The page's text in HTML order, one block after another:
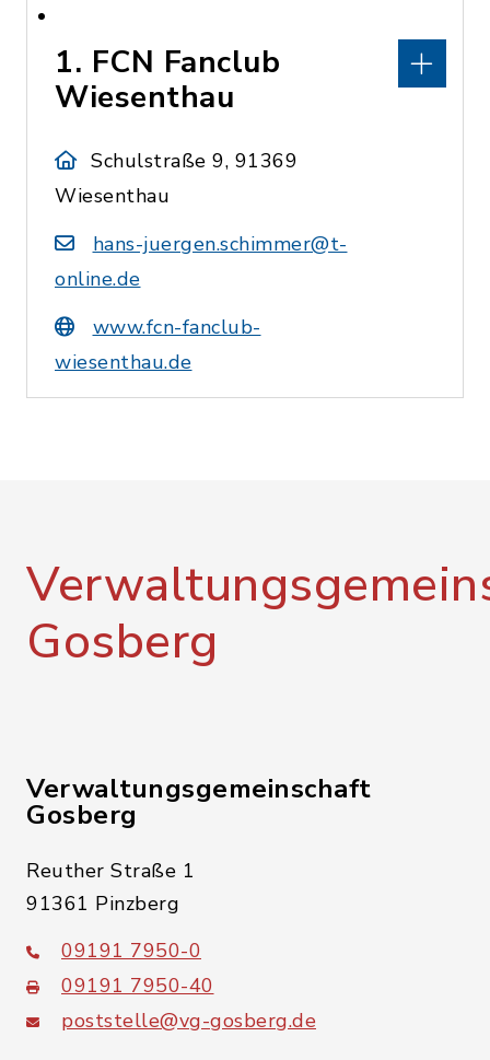
1. FCN Fanclub
Wiesenthau
Schulstraße 9, 91369
Wiesenthau
hans-juergen.schimmer@t-
online.de
www.fcn-fanclub-
wiesenthau.de
Gosberg
Verwaltungsgemeinschaft
Gosberg
Reuther Straße 1
91361 Pinzberg
09191 7950-0
09191 7950-40
poststelle@vg-gosberg.de